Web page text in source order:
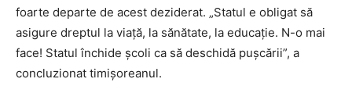
foarte departe de acest deziderat. „Statul e obligat să
asigure dreptul la viață, la sănătate, la educație. N-o mai
face! Statul închide școli ca să deschidă pușcării”, a
concluzionat timișoreanul.